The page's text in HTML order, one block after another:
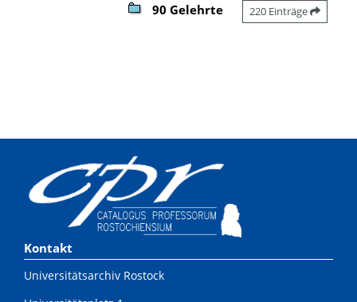
90 Gelehrte 220 Einträge
Kontakt
Universitätsarchiv Rostock